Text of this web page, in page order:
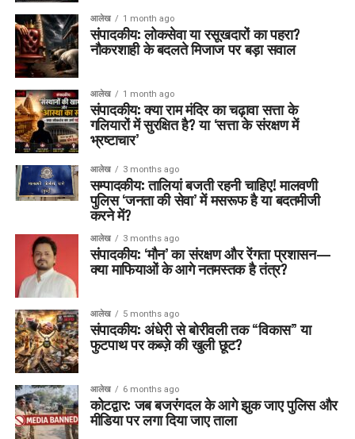
आलेख 1 month ago
संपादकीय: लोकसेवा या रसूखदारों का पहरा?
नौकरशाही के बदलते मिजाज पर बड़ा सवाल
आलेख 1 month ago
संपादकीय: क्या राम मंदिर का चढ़ावा सत्ता के
गलियारों में सुरक्षित है? या ‘सत्ता के संरक्षण में
भ्रष्टाचार’
आलेख 3 months ago
सम्पादकीय: तालियां बजती रहनी चाहिए! मालवणी
पुलिस ‘जनता की सेवा’ में मसरूफ है या बदतमीजी
करने में?
आलेख 3 months ago
संपादकीय: ‘मौन’ का संरक्षण और रेंगता प्रशासन—
क्या माफियाओं के आगे नतमस्तक है तंत्र?
आलेख 5 months ago
संपादकीय: अंधेरी से बोरीवली तक “विकास” या
फुटपाथ पर कब्ज़े की खुली छूट?
आलेख 6 months ago
कोटद्वार: जब बजरंगदल के आगे झुक जाए पुलिस और
मीडिया पर लगा दिया जाए ताला